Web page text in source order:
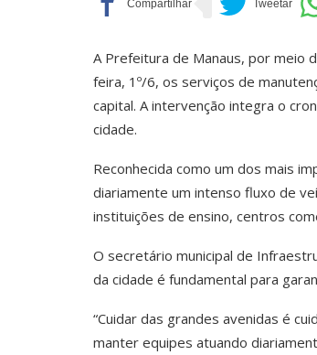
A Prefeitura de Manaus, por meio
feira, 1º/6, os serviços de
capital. A intervenção integra o
cidade.
Reconhecida como um dos mais
diariamente um intenso fluxo de
instituições de ensino, centros
O secretário municipal de
da cidade é fundamental para
“Cuidar das grandes avenidas é
manter equipes atuando